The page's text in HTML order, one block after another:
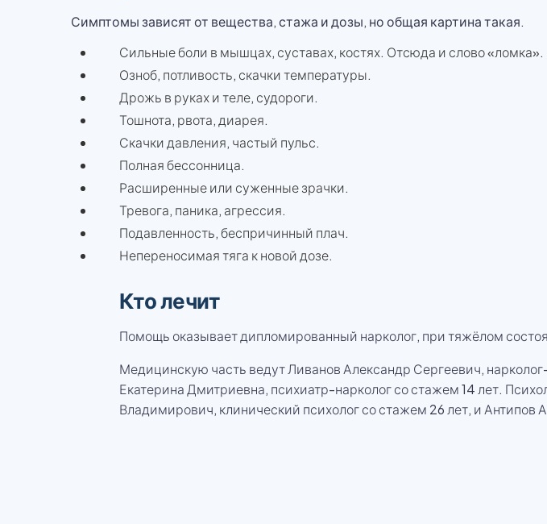
Симптомы зависят от вещества, стажа и дозы, но общая картина такая.
Сильные боли в мышцах, суставах, костях. Отсюда и слово «ломка».
Озноб, потливость, скачки температуры.
Дрожь в руках и теле, судороги.
Тошнота, рвота, диарея.
Скачки давления, частый пульс.
Полная бессонница.
Расширенные или суженные зрачки.
Тревога, паника, агрессия.
Подавленность, беспричинный плач.
Непереносимая тяга к новой дозе.
Кто лечит
Помощь оказывает дипломированный нарколог, при тяжёлом
Медицинскую часть ведут Ливанов Александр Сергеевич,
Екатерина Дмитриевна, психиатр-нарколог со стажем 14 лет.
Владимирович, клинический психолог со стажем 26 лет, и Антипов